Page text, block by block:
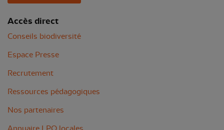
Accès direct
Conseils biodiversité
Espace Presse
Recrutement
Ressources pédagogiques
Nos partenaires